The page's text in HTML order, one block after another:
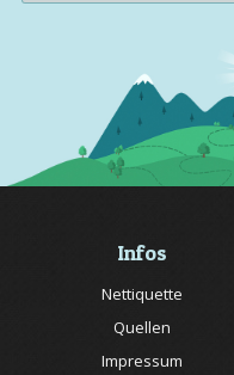
Infos
Nettiquette
Quellen
Impressum